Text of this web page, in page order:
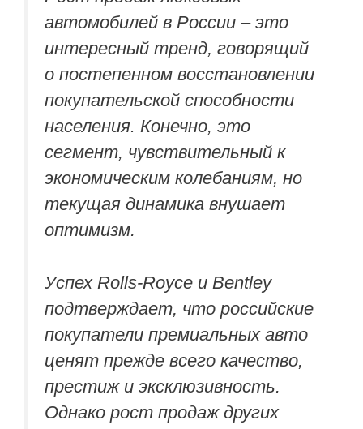
автомобилей в России – это
интересный тренд, говорящий
о постепенном восстановлении
покупательской способности
населения. Конечно, это
сегмент, чувствительный к
экономическим колебаниям, но
текущая динамика внушает
оптимизм.
Успех Rolls-Royce и Bentley
подтверждает, что российские
покупатели премиальных авто
ценят прежде всего качество,
престиж и эксклюзивность.
Однако рост продаж других